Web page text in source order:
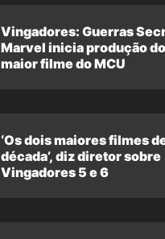
Vingadores: Guerras
Marvel inicia produção do
maior filme do MCU
‘Os dois maiores filmes
década’, diz diretor sobre
Vingadores 5 e 6